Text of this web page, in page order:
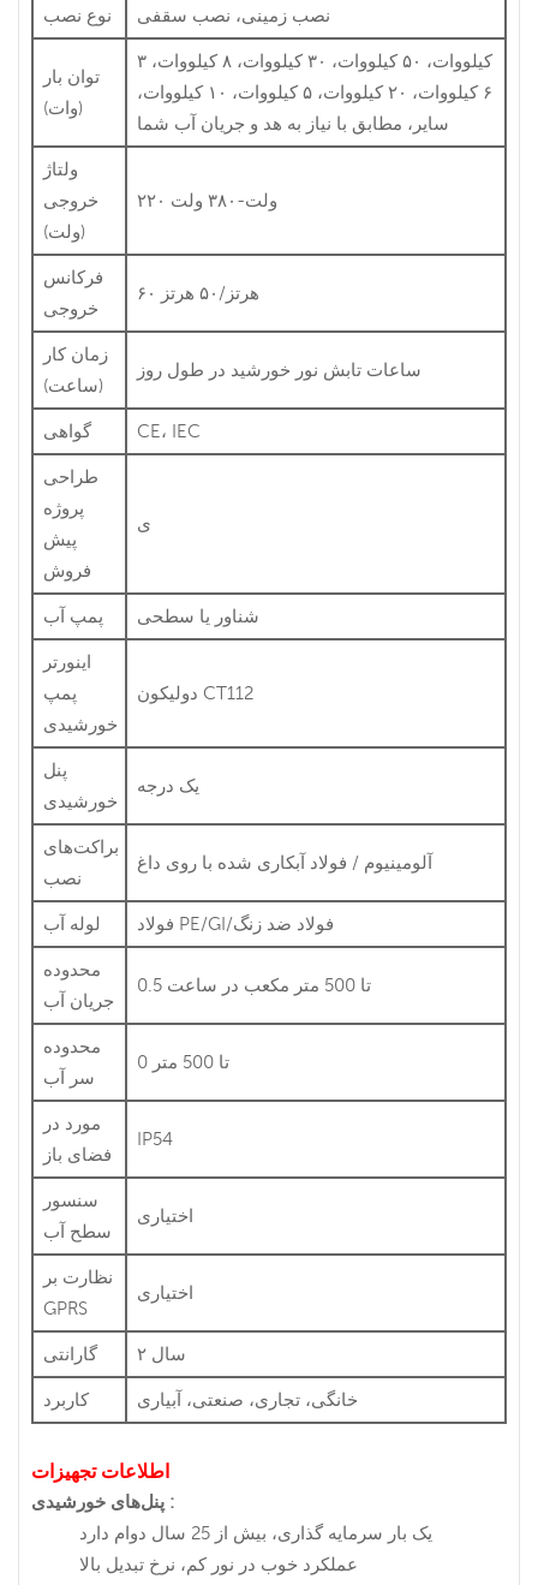
نوع نصب نصب زمینی، نصب سقفی
توان بار
(وات)
۳ کیلووات، ۵۰ کیلووات، ۳۰ کیلووات، ۸ کیلووات،
۶ کیلووات، ۲۰ کیلووات، ۵ کیلووات، ۱۰ کیلووات،
سایر، مطابق با نیاز به هد و جریان آب شما
ولتاژ
خروجی
(ولت)
۲۲۰ ولت-۳۸۰ ولت
فرکانس
خروجی
۶۰ هرتز/۵۰ هرتز
زمان کار
(ساعت)
ساعات تابش نور خورشید در طول روز
گواهی CE، IEC
طراحی
پروژه
پیش
فروش
ی
پمپ آب شناور یا سطحی
اینورتر
پمپ
خورشیدی
دولیکون CT112
پنل
خورشیدی
یک درجه
براکت‌های
نصب
آلومینیوم / فولاد آبکاری شده با روی داغ
لوله آب فولاد PE/GI/فولاد ضد زنگ
محدوده
جریان آب
0.5 تا 500 متر مکعب در ساعت
محدوده
سر آب
0 تا 500 متر
مورد در
فضای باز
IP54
سنسور
سطح آب
اختیاری
نظارت بر
GPRS
اختیاری
گارانتی ۲ سال
کاربرد خانگی، تجاری، صنعتی، آبیاری
اطلاعات تجهیزات
:
یک بار سرمایه گذاری، بیش از 25 سال دوام دارد
عملکرد خوب در نور کم، نرخ تبدیل بالا